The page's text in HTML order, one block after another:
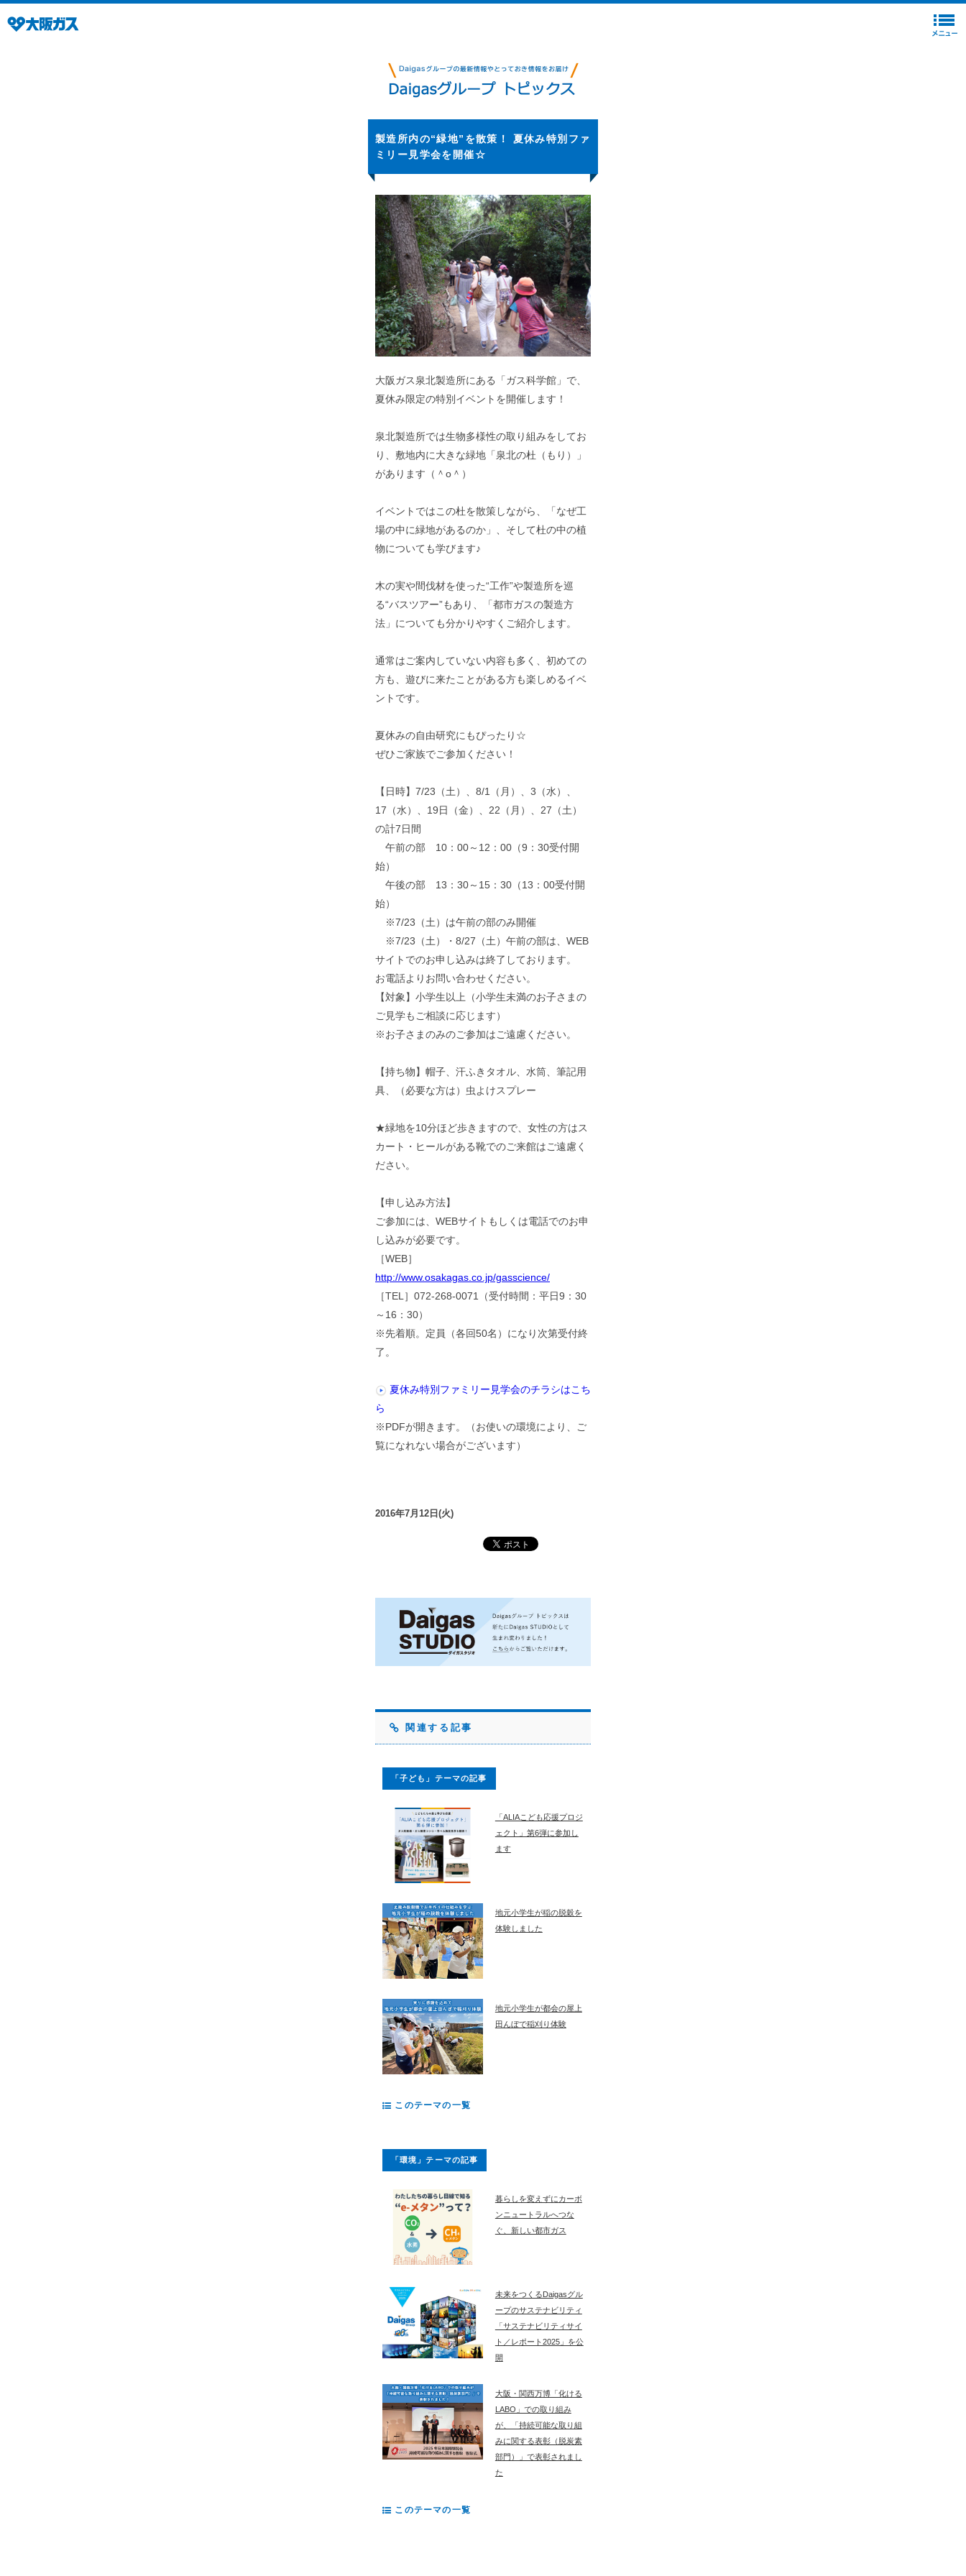
製造所内の“緑地”を散策！ 夏休み特別ファ
ミリー見学会を開催☆
大阪ガス泉北製造所にある「ガス科学館」で、
夏休み限定の特別イベントを開催します！
泉北製造所では生物多様性の取り組みをしてお
り、敷地内に大きな緑地「泉北の杜（もり）」
があります（＾o＾）
イベントではこの杜を散策しながら、「なぜ工
場の中に緑地があるのか」、そして杜の中の植
物についても学びます♪
木の実や間伐材を使った“工作”や製造所を巡
る“バスツアー”もあり、「都市ガスの製造方
法」についても分かりやすくご紹介します。
通常はご案内していない内容も多く、初めての
方も、遊びに来たことがある方も楽しめるイベ
ントです。
夏休みの自由研究にもぴったり☆
ぜひご家族でご参加ください！
【日時】7/23（土）、8/1（月）、3（水）、
17（水）、19日（金）、22（月）、27（土）
の計7日間
午前の部 10：00～12：00（9：30受付開
始）
午後の部 13：30～15：30（13：00受付開
始）
※7/23（土）は午前の部のみ開催
※7/23（土）・8/27（土）午前の部は、WEB
サイトでのお申し込みは終了しております。
お電話よりお問い合わせください。
【対象】小学生以上（小学生未満のお子さまの
ご見学もご相談に応じます）
※お子さまのみのご参加はご遠慮ください。
【持ち物】帽子、汗ふきタオル、水筒、筆記用
具、（必要な方は）虫よけスプレー
★緑地を10分ほど歩きますので、女性の方はス
カート・ヒールがある靴でのご来館はご遠慮く
ださい。
【申し込み方法】
ご参加には、WEBサイトもしくは電話でのお申
し込みが必要です。
［WEB］
http://www.osakagas.co.jp/gasscience/
［TEL］072-268-0071（受付時間：平日9：30
～16：30）
※先着順。定員（各回50名）になり次第受付終
了。
夏休み特別ファミリー見学会のチラシはこち
ら
※PDFが開きます。（お使いの環境により、ご
覧になれない場合がございます）
2016年7月12日(火)
関連する記事
「子ども」テーマの記事
「ALIAこども応援プロジ
ェクト」第6弾に参加し
ます
地元小学生が稲の脱穀を
体験しました
地元小学生が都会の屋上
田んぼで稲刈り体験
このテーマの一覧
「環境」テーマの記事
暮らしを変えずにカーボ
ンニュートラルへつな
ぐ、新しい都市ガス
未来をつくるDaigasグル
ープのサステナビリティ
「サステナビリティサイ
ト／レポート2025」を公
開
大阪・関西万博「化ける
LABO」での取り組み
が、「持続可能な取り組
みに関する表彰（脱炭素
部門）」で表彰されまし
た
このテーマの一覧